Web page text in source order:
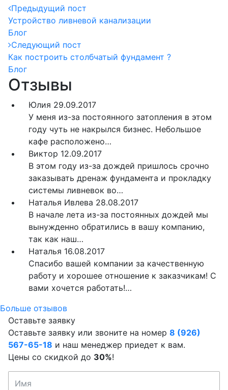
Предыдущий пост
Устройство ливневой канализации
Блог
Следующий пост
Как построить столбчатый фундамент ?
Блог
Отзывы
Юлия 29.09.2017
У меня из-за постоянного затопления в этом
году чуть не накрылся бизнес. Небольшое
кафе расположено…
Виктор 12.09.2017
В этом году из-за дождей пришлось срочно
заказывать дренаж фундамента и прокладку
системы ливневок во…
Наталья Ивлева 28.08.2017
В начале лета из-за постоянных дождей мы
вынужденно обратились в вашу компанию,
так как наш…
Наталья 16.08.2017
Спасибо вашей компании за качественную
работу и хорошее отношение к заказчикам! С
вами хочется работать!…
Больше отзывов
Оставьте заявку
Оставьте заявку или звоните на номер 8 (926)
567-65-18 и наш менеджер приедет к вам.
Цены со скидкой до 30%!